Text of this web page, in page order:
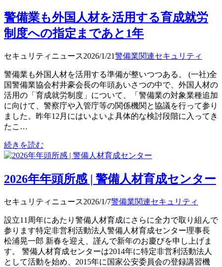
警備業も外国人材を活用する育成就労
制度への指定まであと1年
セキュリティニュース2026/1/21警備業関連セキュリティ
警備業も外国人材を活用する準備が整いつつある。 (一社)全
国警備業協会村井豪会長の年頭あいさつの中で、外国人材の
活用の「育成就労制度」について、「警備業の対象業種追加
に向けて、警察庁や入管庁等の関係機関と協議を行って参り
ました。昨年12月にはいよいよ具体的な検討段階に入ってき
たこ…
続きを読む
2026年年頭所感 | 警備人材育成センター
セキュリティニュース2026/1/7警備業関連セキュリティ
設立11周年にあたり警備人材育成にさらに全力で取り組んで
参ります特定非営利活動法人警備人材育成センター理事長
松浦晃一郎 新春を迎え、謹んで新年のお慶びを申し上げま
す。 警備人材育成センターは2014年に特定非営利活動法人
として活動を始め、2015年に国家公安委員会の登録講習機